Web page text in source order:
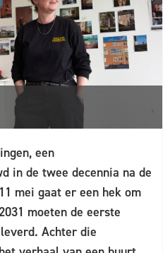
een
in de twee decennia na de
mei gaat er een hek om
moeten de eerste
Achter die